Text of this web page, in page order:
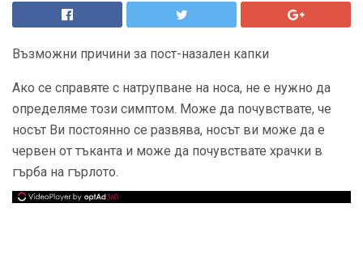
Възможни причини за пост-назален капки
Ако се справяте с натрупване на носа, не е нужно да
определяме този симптом. Може да почувствате, че
носът Ви постоянно се развява, носът ви може да е
червен от тъканта и може да почувствате храчки в
гърба на гърлото.